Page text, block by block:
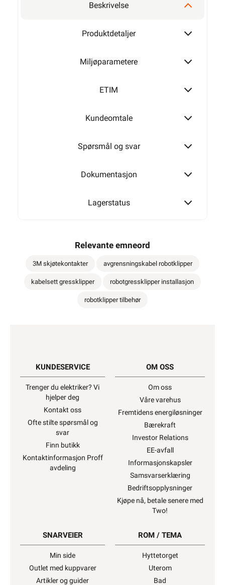
Beskrivelse
Produktdetaljer
Miljøparametere
ETIM
Kundeomtale
Spørsmål og svar
Dokumentasjon
Lagerstatus
Relevante emneord
3M skjøtekontakter avgrensningskabel robotklipper
kabelsett gressklipper robotgressklipper installasjon
robotklipper tilbehør
KUNDESERVICE
Trenger du elektriker? Vi
hjelper deg
Kontakt oss
Ofte stilte spørsmål og
svar
Finn butikk
Kontaktinformasjon Proff
avdeling
OM OSS
Om oss
Våre varehus
Fremtidens energiløsninger
Bærekraft
Investor Relations
EE-avfall
Informasjonskapsler
Samsvarserklæring
Bedriftsopplysninger
Kjøpe nå, betale senere med
Two!
SNARVEIER
Min side
Outlet med kuppvarer
Artikler og guider
ROM / TEMA
Hyttetorget
Uterom
Bad